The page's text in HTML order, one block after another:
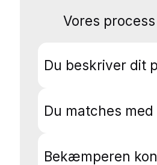
Vores
Du beskriver dit
Du matches
Bekæmperen